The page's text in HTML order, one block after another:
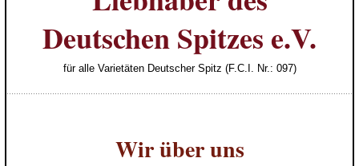
Deutschen Spitzes e.V.
für alle Varietäten Deutscher Spitz (F.C.I. Nr.: 097)
Wir über uns